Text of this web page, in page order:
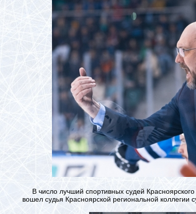
В число лучший спортивных судей
вошел судья Красноярской региональной коллегии